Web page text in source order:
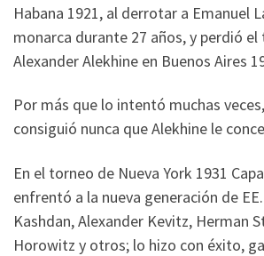
Habana 1921, al derrotar a Emanuel
monarca durante 27 años, y perdió
Alexander Alekhine en Buenos Aires
Por más que lo intentó muchas
consiguió nunca que Alekhine le
En el torneo de Nueva York 1931
enfrentó a la nueva generación de
Kashdan, Alexander Kevitz, Herman
Horowitz y otros; lo hizo con éxito,